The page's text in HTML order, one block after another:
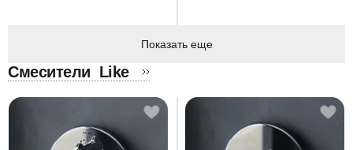
Показать еще
Смесители Like